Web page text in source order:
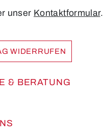
unser Kontaktformular.
WIDERRUFEN
& BERATUNG